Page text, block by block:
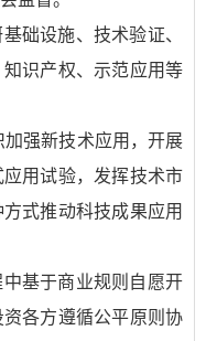
础设施、技术验证、
识产权、示范应用等
强新技术应用，开展
用试验，发挥技术市
式推动科技成果应用
基于商业规则自愿开
各方遵循公平原则协